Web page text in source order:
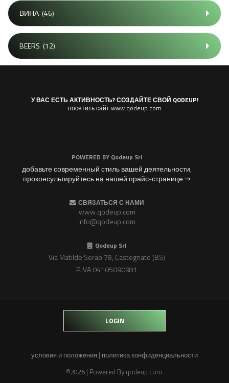
ВИНА(46)
BEERS (12)
У ВАС ЕСТЬ АКТИВНОСТЬ? СОЗДАЙТЕ СВОЙ QODEUP!
посетить сайт www.qodeup.com
POWERED BY Qodeup Srl
добавьте современный стиль вашей деятельности,
проконсультируйтесь на нашей прайс-странице ⇛
СВЯЗАТЬСЯ С НАМИ
www.qodeup.com
info@qodeup.com
Qodeup Srl
Via Matilde Serao 78, Castegnato (BS)
P.IVA 04105090981
LOGIN
условия и положения | политика конфиденциальности
©2026 | Powered By qodeup.com.